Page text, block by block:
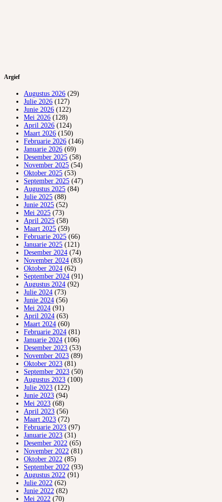
Argief
Augustus 2026 (29)
Julie 2026 (127)
Junie 2026 (122)
Mei 2026 (128)
April 2026 (124)
Maart 2026 (150)
Februarie 2026 (146)
Januarie 2026 (69)
Desember 2025 (58)
November 2025 (54)
Oktober 2025 (53)
September 2025 (47)
Augustus 2025 (84)
Julie 2025 (88)
Junie 2025 (52)
Mei 2025 (73)
April 2025 (58)
Maart 2025 (59)
Februarie 2025 (66)
Januarie 2025 (121)
Desember 2024 (74)
November 2024 (83)
Oktober 2024 (62)
September 2024 (91)
Augustus 2024 (92)
Julie 2024 (73)
Junie 2024 (56)
Mei 2024 (91)
April 2024 (63)
Maart 2024 (60)
Februarie 2024 (81)
Januarie 2024 (106)
Desember 2023 (53)
November 2023 (89)
Oktober 2023 (81)
September 2023 (50)
Augustus 2023 (100)
Julie 2023 (122)
Junie 2023 (94)
Mei 2023 (68)
April 2023 (56)
Maart 2023 (72)
Februarie 2023 (97)
Januarie 2023 (31)
Desember 2022 (65)
November 2022 (81)
Oktober 2022 (85)
September 2022 (93)
Augustus 2022 (91)
Julie 2022 (62)
Junie 2022 (82)
Mei 2022 (70)